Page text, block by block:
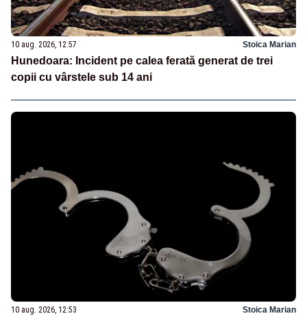
10 aug. 2026, 12:57 Stoica Marian
Hunedoara: Incident pe calea ferată generat de trei
copii cu vârstele sub 14 ani
10 aug. 2026, 12:53 Stoica Marian